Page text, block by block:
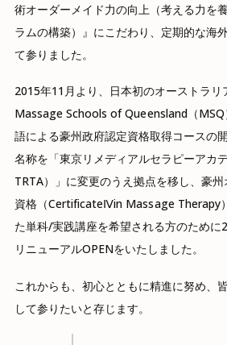
術オーダーメイド力の向上（考える力を
ラムの構築）』にこだわり、定期的な海
て参りました。
2015年11月より、日本初のオーストラリ
Massage Schools of Queensland（MSQ
語による豪州政府認定資格取得コースの
名称を「東京リメディアルセラピーアカ
TRTA）」に変更のうえ拠点を移し、豪
資格（CertificateⅣin Massage Therapy
た単科/実践講座を希望される方のため
リニューアルOPENをいたしました。
これからも、初心とともに精進に努め、
して参りたいと存じます。